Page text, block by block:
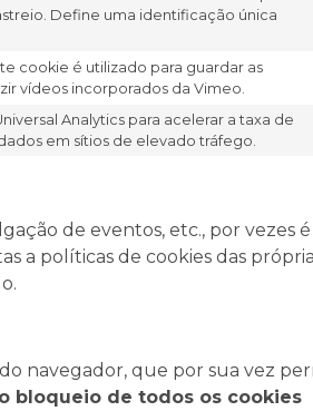
Define uma identificação única
cookie é utilizado para guardar as
vídeos incorporados da Vimeo.
Analytics para acelerar a taxa de
em sítios de elevado tráfego.
de eventos, etc., por vezes
a políticas de cookies das
navegador, que por sua vez
bloqueio de todos os cookies